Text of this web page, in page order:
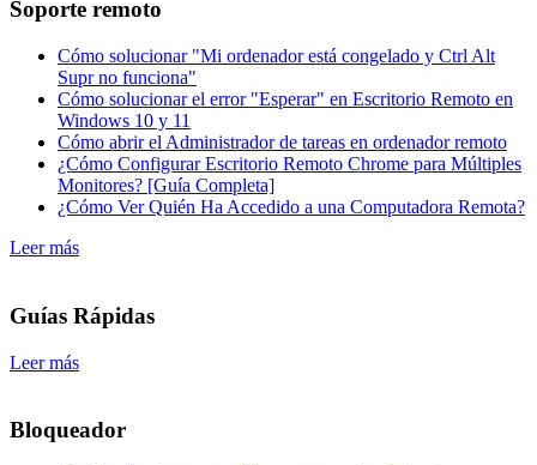
Soporte remoto
Cómo solucionar "Mi ordenador está congelado y Ctrl Alt
Supr no funciona"
Cómo solucionar el error "Esperar" en Escritorio Remoto en
Windows 10 y 11
Cómo abrir el Administrador de tareas en ordenador remoto
¿Cómo Configurar Escritorio Remoto Chrome para Múltiples
Monitores? [Guía Completa]
¿Cómo Ver Quién Ha Accedido a una Computadora Remota?
Leer más
Guías Rápidas
Leer más
Bloqueador